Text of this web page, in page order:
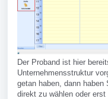
Der Proband ist hier
Unternehmensstruktur
getan haben, dann
direkt zu wählen oder